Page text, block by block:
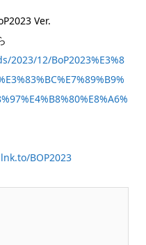
Ver.
12/BoP2023%E3%8
BOP2023